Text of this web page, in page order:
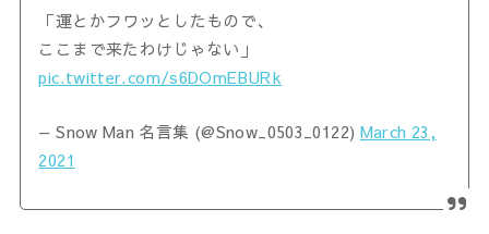
「運とかフワッとしたもので、
ここまで来たわけじゃない」
pic.twitter.com/s6DOmEBURk
— Snow Man 名言集 (@Snow_0503_0122) March 23,
2021